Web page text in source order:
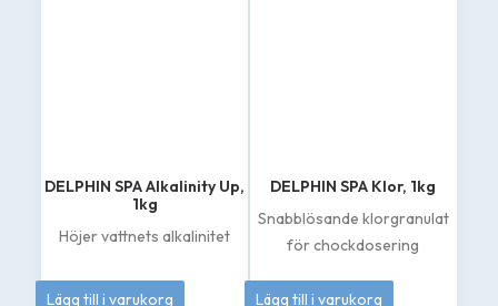
DELPHIN SPA Alkalinity Up,
1kg
Höjer vattnets alkalinitet
149kr
Lägg till i varukorg
DELPHIN SPA Klor, 1kg
Snabblösande klorgranulat
för chockdosering
262kr
Lägg till i varukorg